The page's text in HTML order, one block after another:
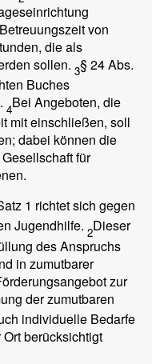
von
die als
sollen. 3§ 24 Abs.
Buches
4Bei Angeboten, die
mit einschließen, soll
dabei können die
für
1 richtet sich gegen
Jugendhilfe. 2Dieser
des Anspruchs
in zumutbarer
zur
der zumutbaren
individuelle Bedarfe
berücksichtigt